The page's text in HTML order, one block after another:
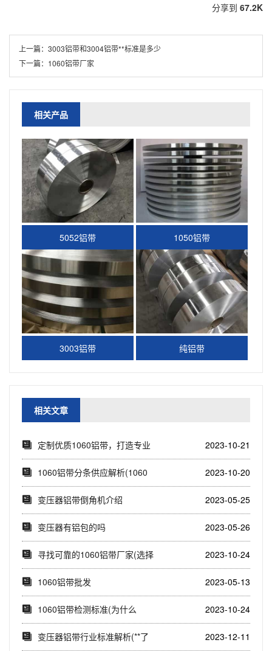
分享到 67.2K
上一篇： 3003铝带和3004铝带**标准是多少
下一篇： 1060铝带厂家
相关产品
5052铝带 1050铝带
3003铝带 纯铝带
相关文章
定制优质1060铝带，打造专业
应用新选择(...
2023-10-21
1060铝带分条供应解析(1060
铝带分条...
2023-10-20
变压器铝带倒角机介绍 2023-05-25
变压器有铝包的吗 2023-05-26
寻找可靠的1060铝带厂家(选择
正规厂家，...
2023-10-24
1060铝带批发 2023-05-13
1060铝带检测标准(为什么
1060铝带需...
2023-10-24
变压器铝带行业标准解析(**了
2023-12-11